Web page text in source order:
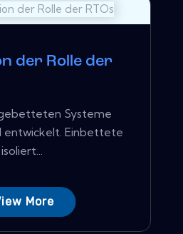
der Rolle der
Systeme
Einbettete
More